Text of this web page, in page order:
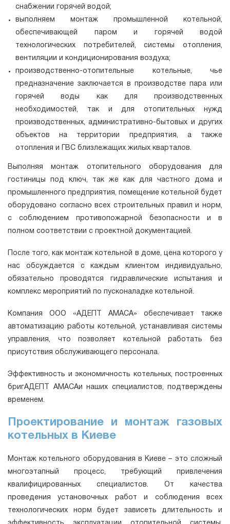
снабжении горячей водой;
выполняем монтаж промышленной котельной,
обеспечивающей паром и горячей водой
технологических потребителей, системы отопления,
вентиляции и кондиционирования воздуха;
производственно-отопительные котельные, чье
предназначение заключается в производстве пара или
горячей воды как для производственных
необходимостей, так и для отопительных нужд
производственных, административно-бытовых и других
объектов на территории предприятия, а также
отопления и ГВС близлежащих жилых кварталов.
Выполняя монтаж отопительного оборудования для
гостиницы под ключ, так же как для частного дома и
промышленного предприятия, помещение котельной будет
оборудовано согласно всех строительных правил и норм,
с соблюдением противопожарной безопасности и в
полном соответствии с проектной документацией.
После того, как монтаж котельной в доме, цена которого у
нас обсуждается с каждым клиентом индивидуально,
обязательно проводятся гидравлические испытания и
комплекс мероприятий по пусконаладке котельной.
Компания ООО «АДЕПТ АМАСА» обеспечивает также
автоматизацию работы котельной, устанавливая системы
управления, что позволяет котельной работать без
присутствия обслуживающего персонала.
Эффективность и экономичность котельных, построенных
бригАДЕПТ АМАСАи наших специалистов, подтверждены
временем.
Проектирование и монтаж газовых
котельных в Киеве
Монтаж котельного оборудования в Киеве – это сложный
многоэтапный процесс, требующий привлечения
квалифицированных специалистов. От качества
проведения установочных работ и соблюдения всех
технологических норм будет зависеть длительность и